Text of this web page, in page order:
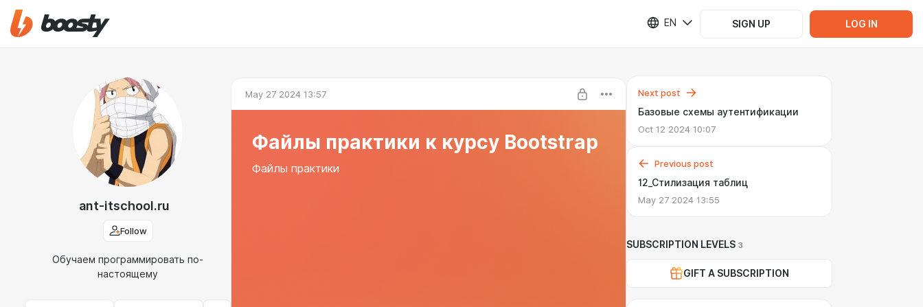
EN SIGN UP LOG IN
ant-itschool.ru
Follow
Обучаем программировать по-
настоящему
May 27 2024 13:57
Файлы практики к курсу Bootstrap
Файлы практики
Next post
Базовые схемы аутентификации
Oct 12 2024 10:07
Previous post
12_Стилизация таблиц
May 27 2024 13:55
SUBSCRIPTION LEVELS 3
GIFT A SUBSCRIPTION